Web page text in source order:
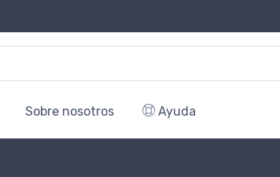
Sobre nosotros Ayuda